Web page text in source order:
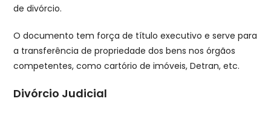
de divórcio.
O documento tem força de título executivo e serve para
a transferência de propriedade dos bens nos órgãos
competentes, como cartório de imóveis, Detran, etc.
Divórcio Judicial